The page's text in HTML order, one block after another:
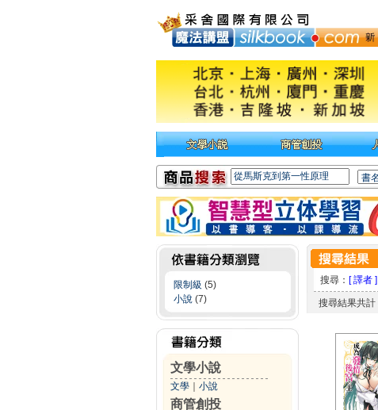
限制級 (5)
小說 (7)
文學小說
文學 小說
商管創投
搜尋： [ 譯者 ]
搜尋結果共計